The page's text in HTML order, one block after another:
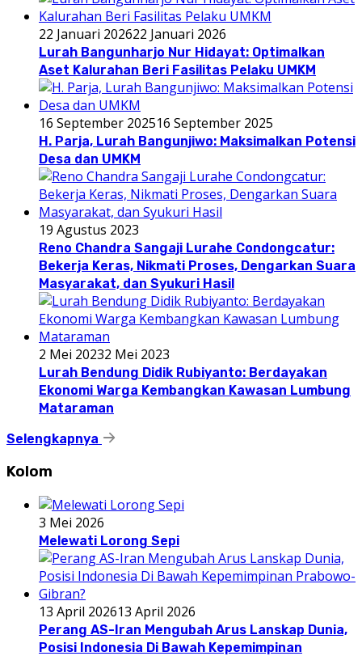
22 Januari 202622 Januari 2026
Lurah Bangunharjo Nur Hidayat: Optimalkan
Aset Kalurahan Beri Fasilitas Pelaku UMKM
16 September 202516 September 2025
H. Parja, Lurah Bangunjiwo: Maksimalkan Potensi
Desa dan UMKM
19 Agustus 2023
Reno Chandra Sangaji Lurahe Condongcatur:
Bekerja Keras, Nikmati Proses, Dengarkan Suara
Masyarakat, dan Syukuri Hasil
2 Mei 20232 Mei 2023
Lurah Bendung Didik Rubiyanto: Berdayakan
Ekonomi Warga Kembangkan Kawasan Lumbung
Mataraman
Selengkapnya
Kolom
3 Mei 2026
Melewati Lorong Sepi
13 April 202613 April 2026
Perang AS-Iran Mengubah Arus Lanskap Dunia,
Posisi Indonesia Di Bawah Kepemimpinan